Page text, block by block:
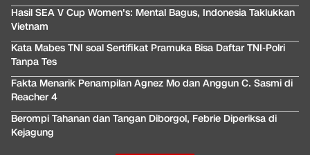
Hasil SEA V Cup Women's: Mental Bagus, Indonesia Taklukkan
Vietnam
Kata Mabes TNI soal Sertifikat Pramuka Bisa Daftar TNI-Polri
Tanpa Tes
Fakta Menarik Penampilan Agnez Mo dan Anggun C. Sasmi di
Reacher 4
Berompi Tahanan dan Tangan Diborgol, Febrie Diperiksa di
Kejagung